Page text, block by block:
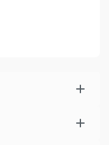
mit Werkzeugen